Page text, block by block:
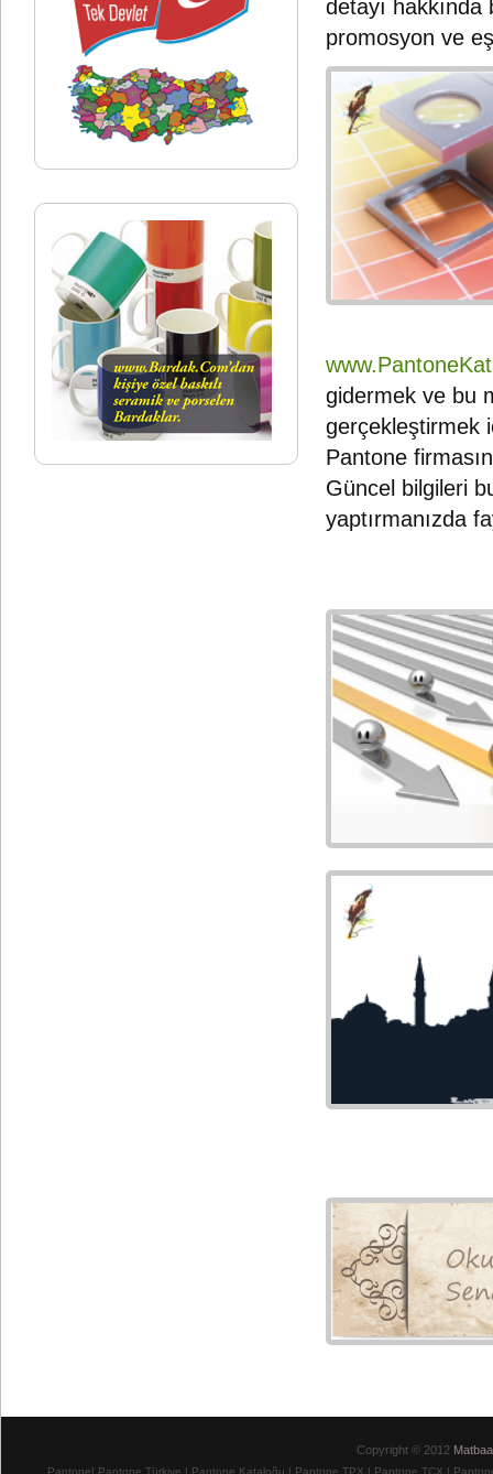
detayı
promosyon ve
gidermek ve bu
gerçekleştirmek
Pantone
Güncel bilgileri
yaptırmanızda
Copyright © 2012
Pantone| Pantone Türkiye | Pantone Kataloğu | Pantone TPX | Pantone TCX |